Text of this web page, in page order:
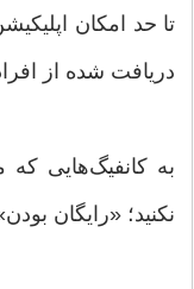
تا حد امکان
دریافت شده از
به کانفیگ‌هایی که
نکنید؛ «رایگان